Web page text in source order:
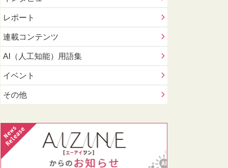
レポート
連載コンテンツ
AI（人工知能）用語集
イベント
その他